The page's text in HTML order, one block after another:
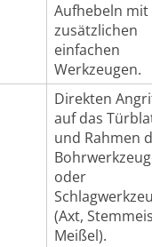
Aufhebeln mit
zusätzlichen
einfachen
Werkzeugen.
Direkten
auf das
und Rahmen
oder
(Axt,
Meißel).